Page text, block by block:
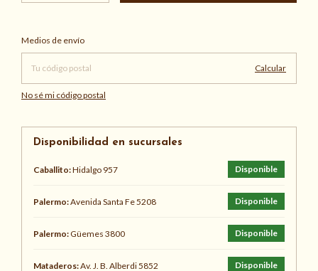
Entregas para el CP:
Medios de envío
Calcular
No sé mi código postal
Disponibilidad en sucursales
Caballito:Hidalgo 957 Disponible
Palermo:Avenida Santa Fe 5208 Disponible
Palermo: Güemes 3800 Disponible
Mataderos:Av. J. B. Alberdi 5852 Disponible